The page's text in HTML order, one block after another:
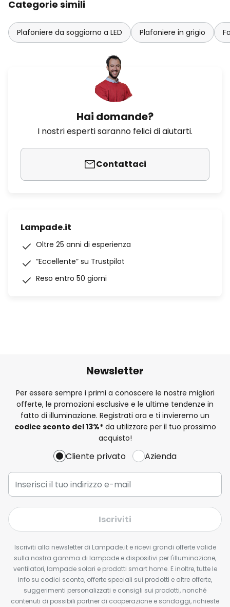
Categorie simili
Plafoniere da soggiorno a LED Plafoniere in grigio
Hai domande?
I nostri esperti saranno felici di aiutarti.
Contattaci
Lampade.it
Oltre 25 anni di esperienza
“Eccellente” su Trustpilot
Reso entro 50 giorni
Newsletter
Per essere sempre i primi a conoscere le nostre migliori
offerte, le promozioni esclusive e le ultime tendenze in
fatto di illuminazione. Registrati ora e ti invieremo un
codice sconto del13%*da utilizzare per il tuo prossimo
acquisto!
Cliente privato Azienda
Iscriviti
Iscriviti alla newsletter di Lampade.it e ricevi grandi offerte valide
sulla nostra gamma di lampade e dispositivi per l'illuminazione,
ventilatori, lampade solari e prodotti smart home. E inoltre, tutte le
info su codici sconto, offerte speciali sui prodotti e altre offerte,
suggerimenti personalizzati e consigli sui prodotti, nonché
contenuti di possibili partner di cooperazione e sondaggi, richieste